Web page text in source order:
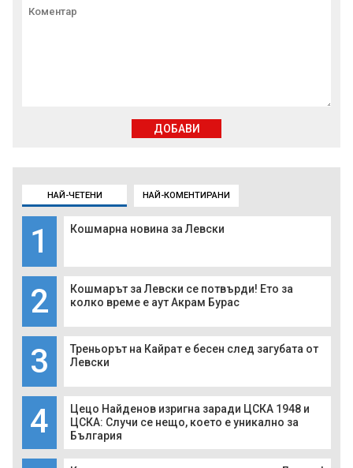
НАЙ-ЧЕТЕНИ НАЙ-КОМЕНТИРАНИ
1 Кошмарна новина за Левски
2
Кошмарът за Левски се потвърди! Ето за
колко време е аут Акрам Бурас
3
Треньорът на Кайрат е бесен след загубата от
Левски
4
Цецо Найденов изригна заради ЦСКА 1948 и
ЦСКА: Случи се нещо, което е уникално за
България
ДОБАВИ